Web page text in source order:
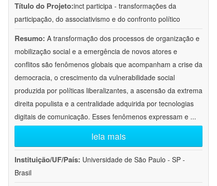
Título do Projeto:inct participa - transformações da
participação, do associativismo e do confronto político
Resumo: A transformação dos processos de organização e
mobilização social e a emergência de novos atores e
conflitos são fenômenos globais que acompanham a crise da
democracia, o crescimento da vulnerabilidade social
produzida por políticas liberalizantes, a ascensão da extrema
direita populista e a centralidade adquirida por tecnologias
digitais de comunicação. Esses fenômenos expressam e ...
leia mais
Instituição/UF/País: Universidade de São Paulo - SP -
Brasil